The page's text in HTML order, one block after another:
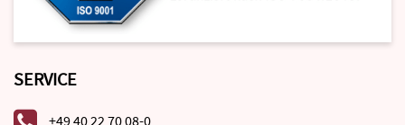
SERVICE
+49 40 22 70 08-0